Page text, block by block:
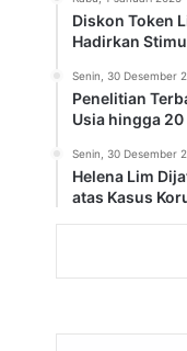
Diskon Token
Hadirkan
Senin, 30 Desember
Penelitian
Usia hingga
Senin, 30 Desember
Helena Lim
atas Kasus